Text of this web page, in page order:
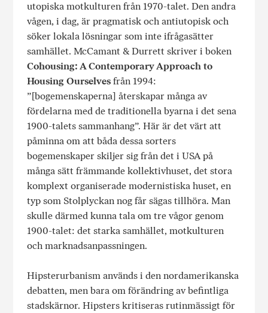
utopiska motkulturen från 1970-talet. Den andra
vågen, i dag, är pragmatisk och antiutopisk och
söker lokala lösningar som inte ifrågasätter
samhället. McCamant & Durrett skriver i boken
Cohousing: A Contemporary Approach to
Housing Ourselvesfrån 1994:
”[bogemenskaperna] återskapar många av
fördelarna med de traditionella byarna i det sena
1900-talets sammanhang”. Här är det värt att
påminna om att båda dessa sorters
bogemenskaper skiljer sig från det i USA på
många sätt främmande kollektivhuset, det stora
komplext organiserade modernistiska huset, en
typ som Stolplyckan nog får sägas tillhöra. Man
skulle därmed kunna tala om tre vågor genom
1900-talet: det starka samhället, motkulturen
och marknadsanpassningen.
Hipsterurbanism används i den nordamerikanska
debatten, men bara om förändring av befintliga
stadskärnor. Hipsters kritiseras rutinmässigt för